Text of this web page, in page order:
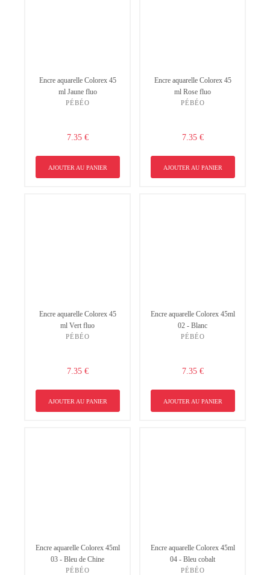
Encre aquarelle Colorex 45
ml Jaune fluo
PÉBÉO
7.35 €
AJOUTER AU PANIER
Encre aquarelle Colorex 45
ml Rose fluo
PÉBÉO
7.35 €
AJOUTER AU PANIER
Encre aquarelle Colorex 45
ml Vert fluo
PÉBÉO
7.35 €
AJOUTER AU PANIER
Encre aquarelle Colorex 45ml
02 - Blanc
PÉBÉO
7.35 €
AJOUTER AU PANIER
Encre aquarelle Colorex 45ml
03 - Bleu de Chine
PÉBÉO
Encre aquarelle Colorex 45ml
04 - Bleu cobalt
PÉBÉO